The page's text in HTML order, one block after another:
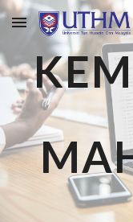
Skip to main content